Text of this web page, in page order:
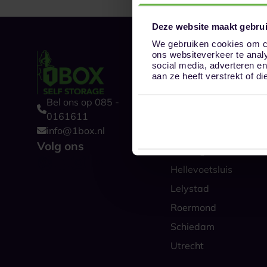
Deze website maakt
We gebruiken cookies om
ons websiteverkeer te
social media, adverteren
aan ze heeft verstrekt of
Bel ons op 085 -
0161611
info@1box.nl
Volg ons
Onze
Alkmaar
Hellevoetsluis
Lelystad
Roermond
Schiedam
Utrecht